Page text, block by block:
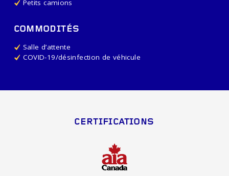
Petits camions
COMMODITÉS
Salle d’attente
COVID-19/désinfection de véhicule
CERTIFICATIONS